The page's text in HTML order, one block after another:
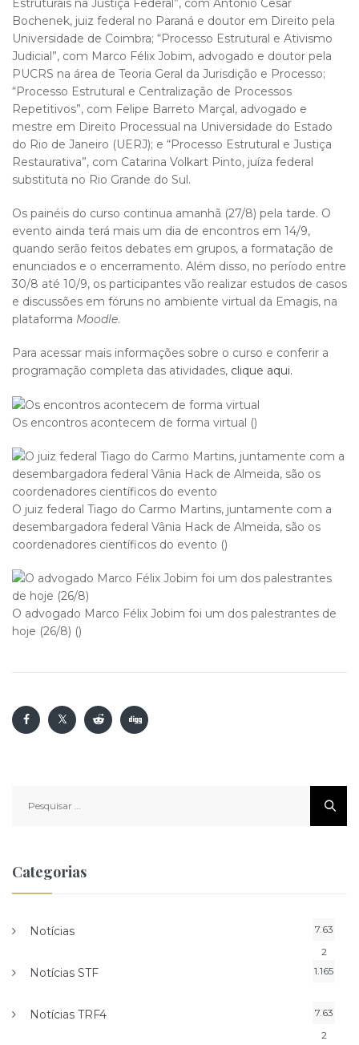
Estruturais na Justiça Federal”, com Antonio Cesar
Bochenek, juiz federal no Paraná e doutor em Direito pela
Universidade de Coimbra; “Processo Estrutural e Ativismo
Judicial”, com Marco Félix Jobim, advogado e doutor pela
PUCRS na área de Teoria Geral da Jurisdição e Processo;
“Processo Estrutural e Centralização de Processos
Repetitivos”, com Felipe Barreto Marçal, advogado e
mestre em Direito Processual na Universidade do Estado
do Rio de Janeiro (UERJ); e “Processo Estrutural e Justiça
Restaurativa”, com Catarina Volkart Pinto, juíza federal
substituta no Rio Grande do Sul.
Os painéis do curso continua amanhã (27/8) pela tarde. O
evento ainda terá mais um dia de encontros em 14/9,
quando serão feitos debates em grupos, a formatação de
enunciados e o encerramento. Além disso, no período entre
30/8 até 10/9, os participantes vão realizar estudos de casos
e discussões em fóruns no ambiente virtual da Emagis, na
plataforma Moodle.
Para acessar mais informações sobre o curso e conferir a
programação completa das atividades, clique aqui.
Os encontros acontecem de forma virtual ()
O juiz federal Tiago do Carmo Martins, juntamente com a
desembargadora federal Vânia Hack de Almeida, são os
coordenadores científicos do evento ()
O advogado Marco Félix Jobim foi um dos palestrantes de
hoje (26/8) ()
por:
Categorias
Notícias
7.63
2
Notícias STF 1.165
Notícias TRF4
7.63
2